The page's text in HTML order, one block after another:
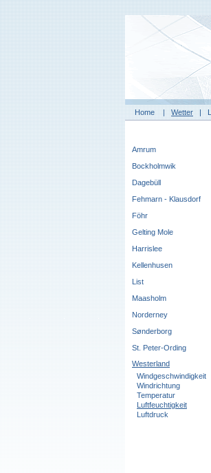
Home|Wetter|
Amrum
Bockholmwik
Dagebüll
Fehmarn - Klausdorf
Föhr
Gelting Mole
Harrislee
Kellenhusen
List
Maasholm
Norderney
Sønderborg
St. Peter-Ording
Westerland
Windgeschwindigkeit
Windrichtung
Temperatur
Luftfeuchtigkeit
Luftdruck